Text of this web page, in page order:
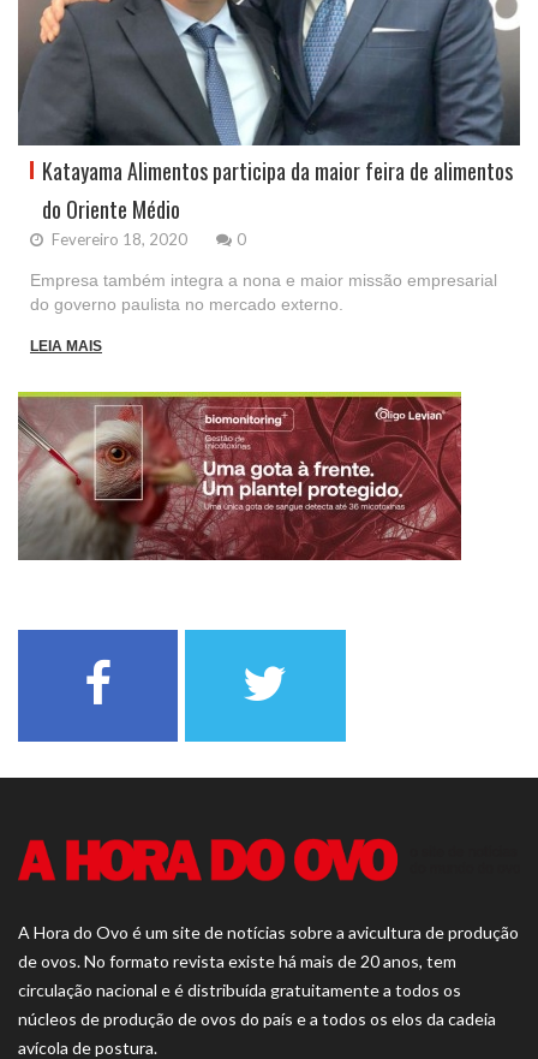
Katayama Alimentos participa da maior feira de alimentos
do Oriente Médio
Fevereiro 18, 2020 0
Empresa também integra a nona e maior missão empresarial
do governo paulista no mercado externo.
LEIA MAIS
A Hora do Ovo é um site de notícias sobre a avicultura de produção
de ovos. No formato revista existe há mais de 20 anos, tem
circulação nacional e é distribuída gratuitamente a todos os
núcleos de produção de ovos do país e a todos os elos da cadeia
avícola de postura.